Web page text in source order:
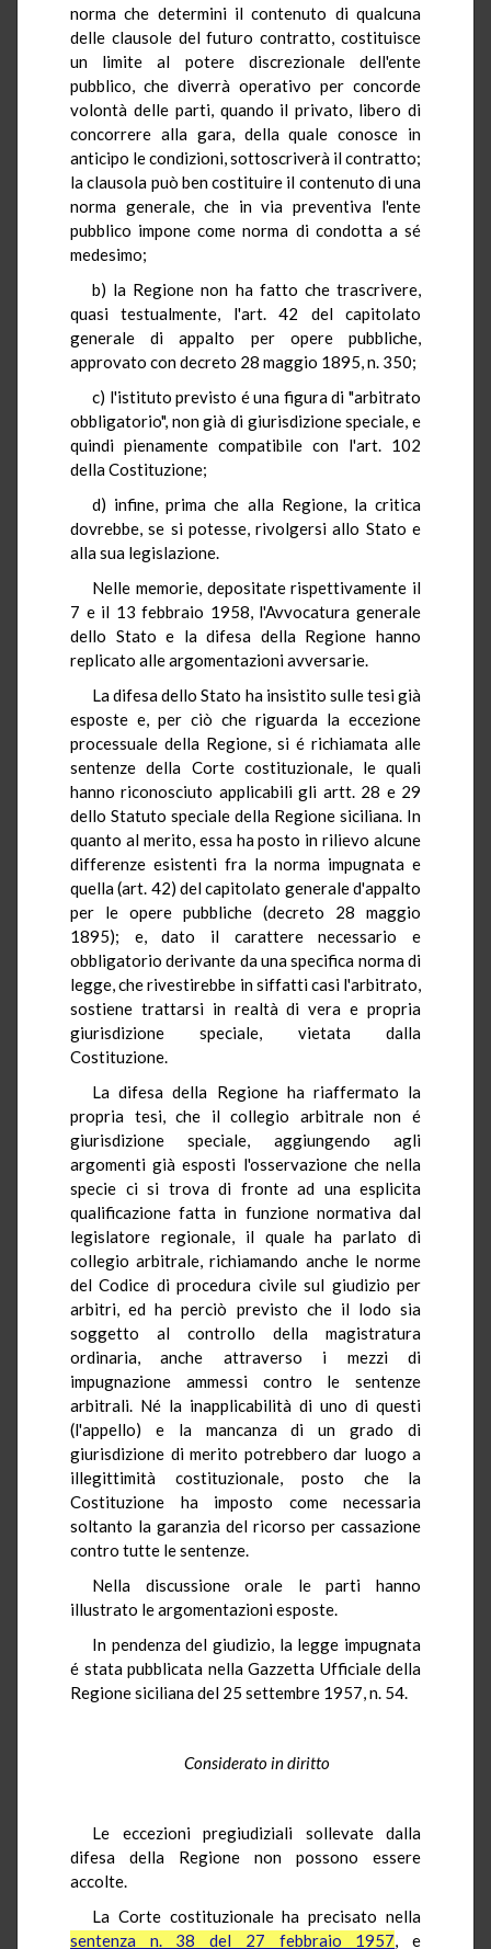
norma che determini il contenuto di qualcuna
delle clausole del futuro contratto, costituisce
un limite al potere discrezionale dell'ente
pubblico, che diverrà operativo per concorde
volontà delle parti, quando il privato, libero di
concorrere alla gara, della quale conosce in
anticipo le condizioni, sottoscriverà il contratto;
la clausola può ben costituire il contenuto di una
norma generale, che in via preventiva l'ente
pubblico impone come norma di condotta a sé
medesimo;
b) la Regione non ha fatto che trascrivere,
quasi testualmente, l'art. 42 del capitolato
generale di appalto per opere pubbliche,
approvato con decreto 28 maggio 1895, n. 350;
c) l'istituto previsto é una figura di "arbitrato
obbligatorio", non già di giurisdizione speciale, e
quindi pienamente compatibile con l'art. 102
della Costituzione;
d) infine, prima che alla Regione, la critica
dovrebbe, se si potesse, rivolgersi allo Stato e
alla sua legislazione.
Nelle memorie, depositate rispettivamente il
7 e il 13 febbraio 1958, l'Avvocatura generale
dello Stato e la difesa della Regione hanno
replicato alle argomentazioni avversarie.
La difesa dello Stato ha insistito sulle tesi già
esposte e, per ciò che riguarda la eccezione
processuale della Regione, si é richiamata alle
sentenze della Corte costituzionale, le quali
hanno riconosciuto applicabili gli artt. 28 e 29
dello Statuto speciale della Regione siciliana. In
quanto al merito, essa ha posto in rilievo alcune
differenze esistenti fra la norma impugnata e
quella (art. 42) del capitolato generale d'appalto
per le opere pubbliche (decreto 28 maggio
1895); e, dato il carattere necessario e
obbligatorio derivante da una specifica norma di
legge, che rivestirebbe in siffatti casi l'arbitrato,
sostiene trattarsi in realtà di vera e propria
giurisdizione speciale, vietata dalla
Costituzione.
La difesa della Regione ha riaffermato la
propria tesi, che il collegio arbitrale non é
giurisdizione speciale, aggiungendo agli
argomenti già esposti l'osservazione che nella
specie ci si trova di fronte ad una esplicita
qualificazione fatta in funzione normativa dal
legislatore regionale, il quale ha parlato di
collegio arbitrale, richiamando anche le norme
del Codice di procedura civile sul giudizio per
arbitri, ed ha perciò previsto che il lodo sia
soggetto al controllo della magistratura
ordinaria, anche attraverso i mezzi di
impugnazione ammessi contro le sentenze
arbitrali. Né la inapplicabilità di uno di questi
(l'appello) e la mancanza di un grado di
giurisdizione di merito potrebbero dar luogo a
illegittimità costituzionale, posto che la
Costituzione ha imposto come necessaria
soltanto la garanzia del ricorso per cassazione
contro tutte le sentenze.
Nella discussione orale le parti hanno
illustrato le argomentazioni esposte.
In pendenza del giudizio, la legge impugnata
é stata pubblicata nella Gazzetta Ufficiale della
Regione siciliana del 25 settembre 1957, n. 54.
Considerato in diritto
Le eccezioni pregiudiziali sollevate dalla
difesa della Regione non possono essere
accolte.
La Corte costituzionale ha precisato nella
sentenza n. 38 del 27 febbraio 1957, e